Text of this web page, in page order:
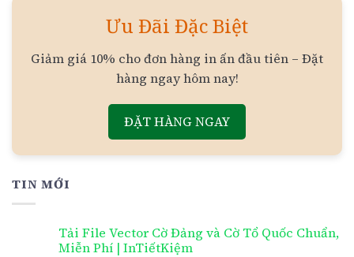
Ưu Đãi Đặc Biệt
Giảm giá 10% cho đơn hàng in ấn đầu tiên – Đặt
hàng ngay hôm nay!
ĐẶT HÀNG NGAY
TIN MỚI
Tải File Vector Cờ Đảng và Cờ Tổ Quốc Chuẩn,
Miễn Phí | InTiếtKiệm